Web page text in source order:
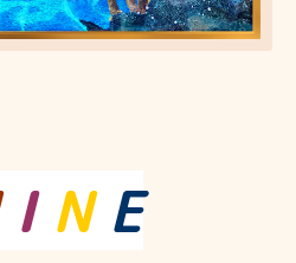
I N E